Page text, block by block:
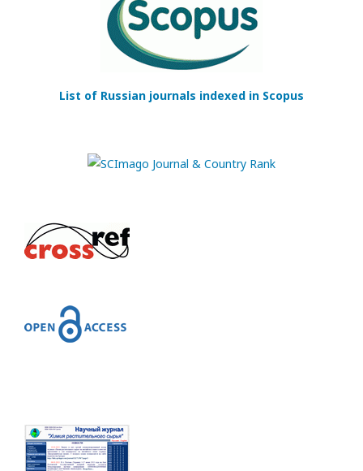
List of Russian journals indexed in Scopus